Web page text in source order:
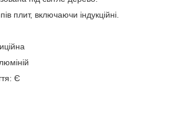
плит, включаючи індукційні.
Є